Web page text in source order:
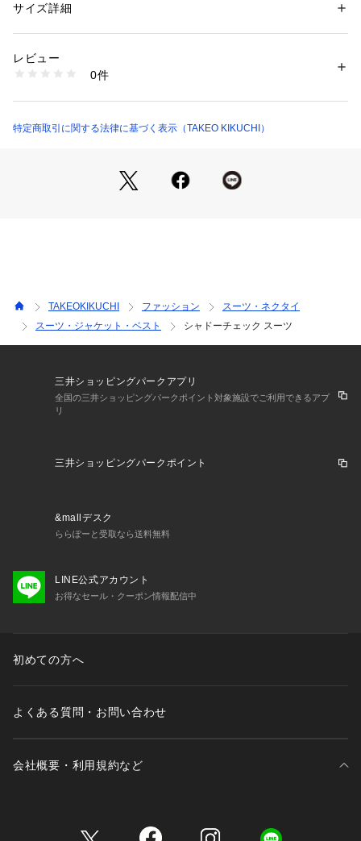
ジャケットは定番のノッチドラペルの2つ釦の総裏仕様。
にあり、英国を感じさせる威厳と品格を感じさせます。
ジャケットの袖口は調整しやすいように、あえて縫い代を多め
勿論そのままでもご着用頂けます。
腰ポケットとベントには仕上がりを保つ為に躾が施されていま
地です。
生地自体には光沢感のある仕上げをし、オケージョン対応にふ
さわしい素材が完成しました。
【おすすめスタイリング】
インナーにはカラーブロードやギンガム、グレンチェック等の
通所のビジネススーツとしてはトーンオントーンのカラーコー
※ポケット
・ジャケット：横×2 左胸×1 内側×4
・ジャケット：総裏仕立て
・パンツ：前側のみ膝下丈の裏地あり
性別：メンズ
ベスト
ツ: 表地 毛100％ 裏地 ポリエステル100％
生産国：中国製
931-61015 （ショップ）
サイズ詳細
レビュー
0件
特定商取引に関する法律に基づく表示（TAKEO KIKUCHI）
TAKEOKIKUCHI ファッション
スーツ・ネクタイ
スーツ・ジャケット・ベスト
シャドーチェック スーツ
三井ショッピングパークアプリ
全国の三井ショッピングパークポイント対象施設でご利用できるアプ
リ
三井ショッピングパークポイント
&mallデスク
ららぽーと受取なら送料無料
LINE公式アカウント
お得なセール・クーポン情報配信中
初めての方へ
よくある質問・お問い合わせ
会社概要・利用規約など